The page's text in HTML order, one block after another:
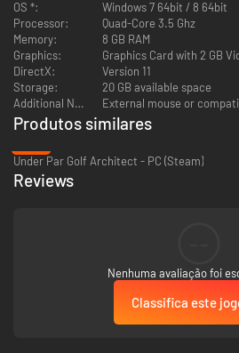
OS *:
Windows 7 64bit / 8 64bit
Processor:
Quad-Core 3.5 Ghz
Memory:
8 GB RAM
Graphics:
Graphics Card with 2 GB
DirectX:
Version 11
Storage:
20 GB available space
Additional Notes:
External mouse or
Produtos similares
Under Par Golf Architect - PC (Steam)
Reviews
Nenhuma avaliação foi
Classifica este